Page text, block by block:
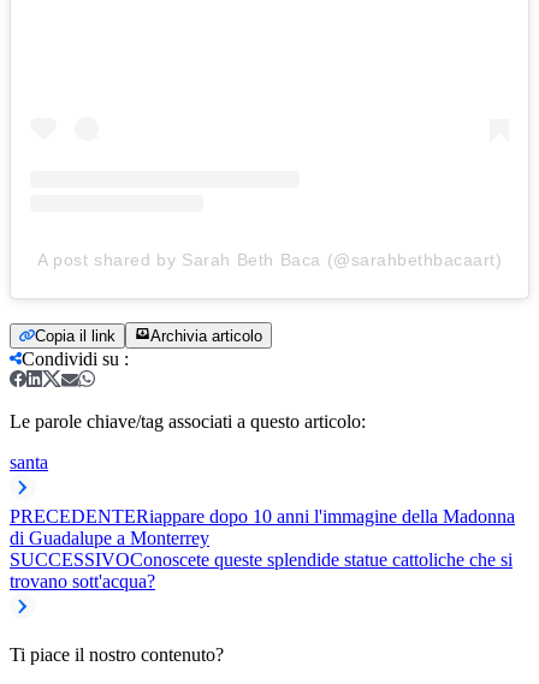
A post shared by Sarah Beth Baca (@sarahbethbacaart)
Copia il link Archivia articolo
Condividi su :
Le parole chiave/tag associati a questo articolo:
santa
PRECEDENTERiappare dopo 10 anni l'immagine della Madonna
di Guadalupe a Monterrey
SUCCESSIVOConoscete queste splendide statue cattoliche che si
trovano sott'acqua?
Ti piace il nostro contenuto?